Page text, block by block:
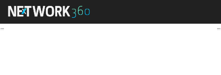
Vodafone sumará un tercer